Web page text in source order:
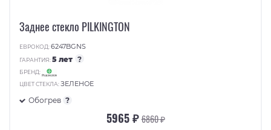
Заднее стекло PILKINGTON
ЕВРОКОД:6247BGNS
ГАРАНТИЯ:5 лет ?
БРЕНД:
ЦВЕТ СТЕКЛА:ЗЕЛЕНОЕ
Обогрев ?
5965 ₽6860 ₽